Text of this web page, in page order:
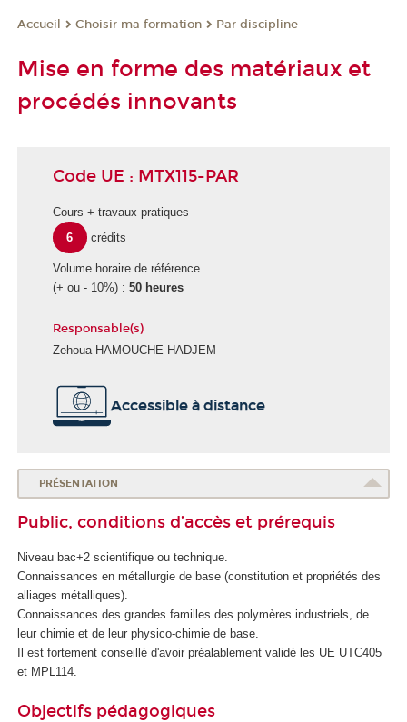
Accueil Choisir ma formation Par discipline
Mise en forme des matériaux et
procédés innovants
Code UE : MTX115-PAR
Cours + travaux pratiques
6
crédits
Volume horaire de référence
(+ ou - 10%) : 50 heures
Responsable(s)
Zehoua HAMOUCHE HADJEM
Accessible à distance
PRÉSENTATION
Public, conditions d’accès et prérequis
Niveau bac+2 scientifique ou technique.
Connaissances en métallurgie de base (constitution et propriétés des
alliages métalliques).
Connaissances des grandes familles des polymères industriels, de
leur chimie et de leur physico-chimie de base.
Il est fortement conseillé d'avoir préalablement validé les UE UTC405
et MPL114.
Objectifs pédagogiques